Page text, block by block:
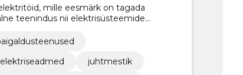
mille eesmärk on tagada
teenindus nii elektrisüsteemide
elektriseadmed
juhtmestik